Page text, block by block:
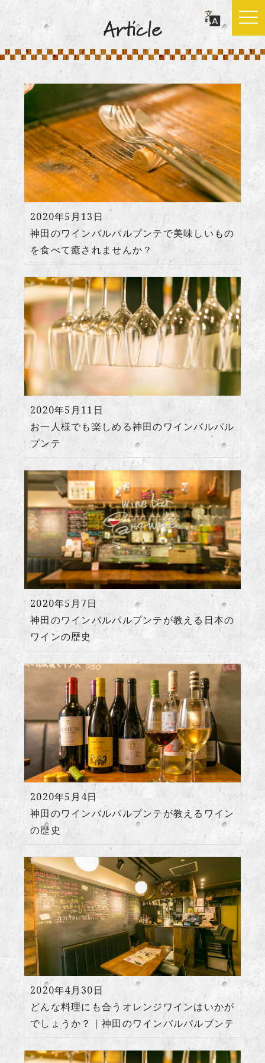
2020年5月13日
神田のワインバルパルプンテで美味しいもの
を食べて癒されませんか？
2020年5月11日
お一人様でも楽しめる神田のワインバルパル
プンテ
2020年5月7日
神田のワインバルパルプンテが教える日本の
ワインの歴史
2020年5月4日
神田のワインバルパルプンテが教えるワイン
の歴史
2020年4月30日
どんな料理にも合うオレンジワインはいかが
でしょうか？｜神田のワインバルパルプンテ